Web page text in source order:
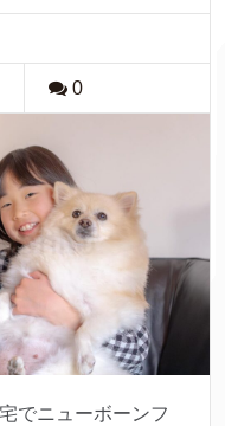
0
でニューボーンフ